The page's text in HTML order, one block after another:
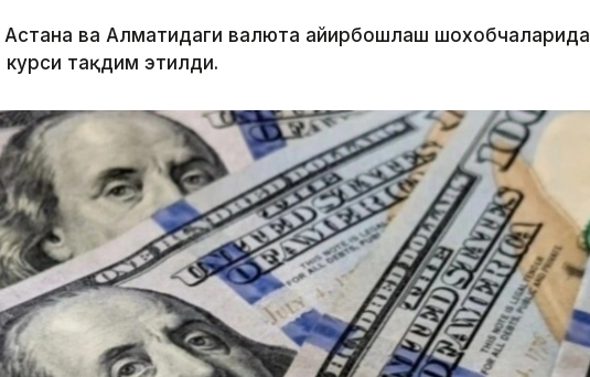
Астана ва Алматидаги валюта айирбошлаш шохобчаларида
тақдим этилди.